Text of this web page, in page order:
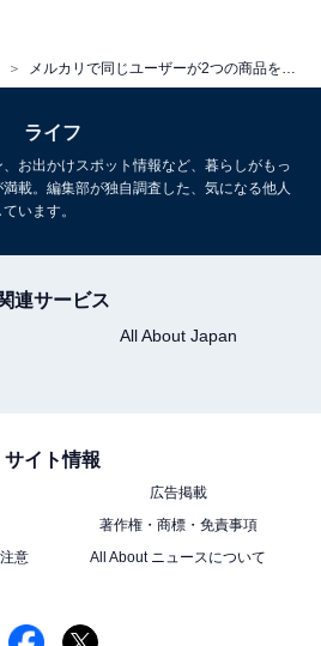
ライフ
お出かけスポット情報など、暮らしがもっ
載。編集部が独自調査した、気になる他人
います。
連サービス
All About Japan
サイト情報
広告掲載
著作権・商標・免責事項
意
All About ニュースについて